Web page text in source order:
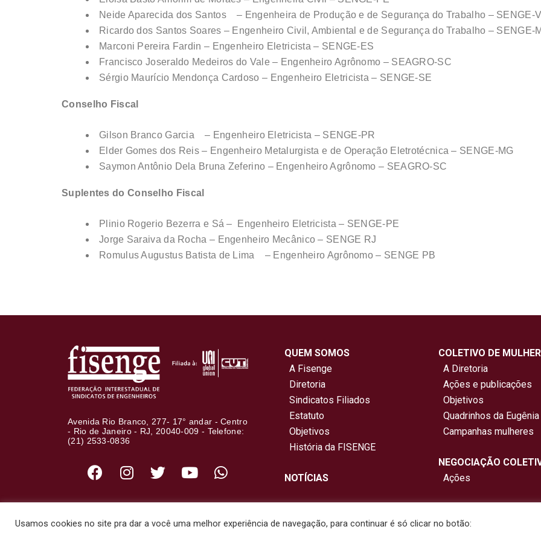
Neide Aparecida dos Santos – Engenheira de Produção e de Segurança do Trabalho – SENGE-
Ricardo dos Santos Soares – Engenheiro Civil, Ambiental e de Segurança do Trabalho – SENGE-
Marconi Pereira Fardin – Engenheiro Eletricista – SENGE-ES
Francisco Joseraldo Medeiros do Vale – Engenheiro Agrônomo – SEAGRO-SC
Sérgio Maurício Mendonça Cardoso – Engenheiro Eletricista – SENGE-SE
Conselho Fiscal
Gilson Branco Garcia – Engenheiro Eletricista – SENGE-PR
Elder Gomes dos Reis – Engenheiro Metalurgista e de Operação Eletrotécnica – SENGE-MG
Saymon Antônio Dela Bruna Zeferino – Engenheiro Agrônomo – SEAGRO-SC
Suplentes do Conselho Fiscal
Plinio Rogerio Bezerra e Sá – Engenheiro Eletricista – SENGE-PE
Jorge Saraiva da Rocha – Engenheiro Mecânico – SENGE RJ
Romulus Augustus Batista de Lima – Engenheiro Agrônomo – SENGE PB
Avenida Rio Branco, 277- 17° andar - Centro
- Rio de Janeiro - RJ, 20040-009 - Telefone:
(21) 2533-0836
QUEM SOMOS
A Fisenge
Diretoria
Sindicatos Filiados
Estatuto
Objetivos
História da FISENGE
NOTÍCIAS
COLETIVO DE
A Diretoria
Ações e publicações
Objetivos
Quadrinhos da Eugênia
Campanhas mulheres
NEGOCIAÇÃO
Ações
Usamos cookies no site pra dar a você uma melhor experiência de navegação, para continuar é só clicar no botão: